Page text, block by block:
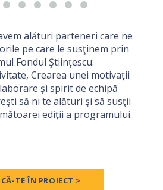
alături parteneri care ne
pe care le susţinem prin
Fondul Ştiinţescu:
Crearea unei motivații
și spirit de echipă
să ni te alături şi să susţii
ediţii a programului.
TE ÎN PROIECT >